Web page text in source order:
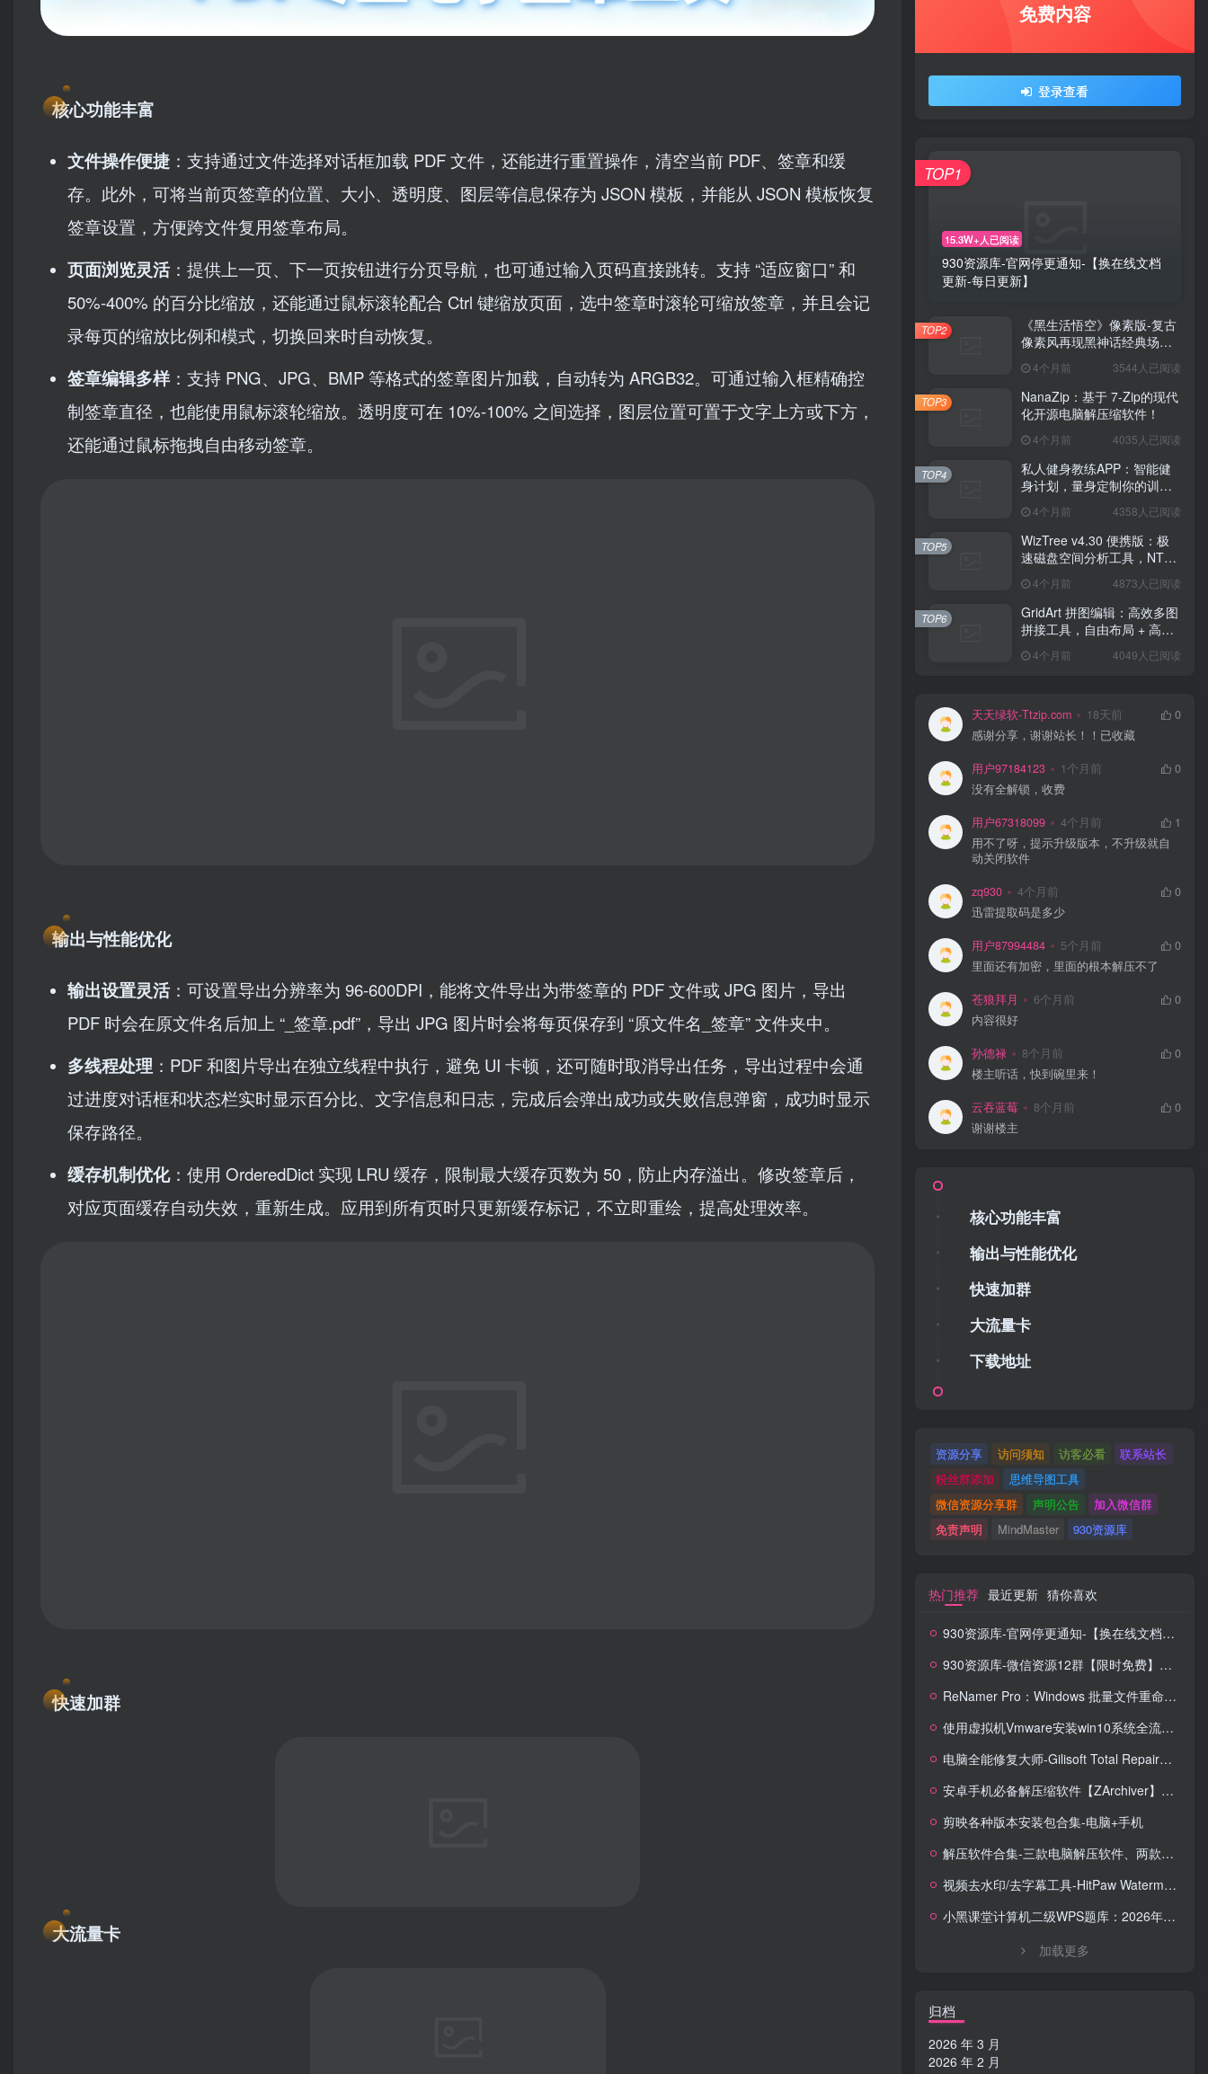
核心功能丰富
文件操作便捷 ：支持通过文件选择对话框加载 PDF 文件，还能进行重置操作，清空当前 PDF、签章和缓
存。此外，可将当前页签章的位置、大小、透明度、图层等信息保存为 JSON 模板，并能从 JSON 模板恢复
签章设置，方便跨文件复用签章布局。
页面浏览灵活 ：提供上一页、下一页按钮进行分页导航，也可通过输入页码直接跳转。支持 “适应窗口” 和
50%-400% 的百分比缩放，还能通过鼠标滚轮配合 Ctrl 键缩放页面，选中签章时滚轮可缩放签章，并且会记
录每页的缩放比例和模式，切换回来时自动恢复。
签章编辑多样 ：支持 PNG、JPG、BMP 等格式的签章图片加载，自动转为 ARGB32。可通过输入框精确控
制签章直径，也能使用鼠标滚轮缩放。透明度可在 10%-100% 之间选择，图层位置可置于文字上方或下方，
还能通过鼠标拖拽自由移动签章。
输出与性能优化
输出设置灵活 ：可设置导出分辨率为 96-600DPI，能将文件导出为带签章的 PDF 文件或 JPG 图片，导出
PDF 时会在原文件名后加上 “_签章.pdf”，导出 JPG 图片时会将每页保存到 “原文件名_签章” 文件夹中。
多线程处理 ：PDF 和图片导出在独立线程中执行，避免 UI 卡顿，还可随时取消导出任务，导出过程中会通
过进度对话框和状态栏实时显示百分比、文字信息和日志，完成后会弹出成功或失败信息弹窗，成功时显示
保存路径。
缓存机制优化：使用 OrderedDict 实现 LRU 缓存，限制最大缓存页数为 50，防止内存溢出。修改签章后，
对应页面缓存自动失效，重新生成。应用到所有页时只更新缓存标记，不立即重绘，提高处理效率。
快速加群
大流量卡
免费内容
登录查看
15.3W+人已阅读
930资源库-官网停更通知-【换在线文档
更新-每日更新】
TOP1
《黑生活悟空》像素版-复古
像素风再现黑神话经典场景
4个月前 3544人已阅读
TOP2
NanaZip：基于 7-Zip的现代
化开源电脑解压缩软件！
4个月前 4035人已阅读
TOP3
私人健身教练APP：智能健
身计划，量身定制你的训练
4个月前 4358人已阅读
TOP4
WizTree v4.30 便携版：极
速磁盘空间分析工具，NTFS
4个月前 4873人已阅读
TOP5
GridArt 拼图编辑：高效多图
拼接工具，自由布局 + 高清
位！4个月前 4049人已阅读
TOP6
天天绿软-Ttzip.com 18天前
0
感谢分享，谢谢站长！！已收藏
用户97184123 1个月前
0
没有全解锁，收费
用户67318099 4个月前
1
用不了呀，提示升级版本，不升级就自
动关闭软件
zq930 4个月前
0
迅雷提取码是多少
用户87994484 5个月前
0
里面还有加密，里面的根本解压不了
苍狼拜月 6个月前
0
内容很好
孙德禄 8个月前
0
楼主听话，快到碗里来！
云吞蓝莓 8个月前
0
谢谢楼主
核心功能丰富
输出与性能优化
快速加群
大流量卡
下载地址
资源分享 访问须知 访客必看
联系站长
粉丝群添加
思维导图工具
微信资源分享群
声明公告
加入微信群
免责声明
MindMaster 930资源库
热门推荐 最近更新 猜你喜欢
930资源库-官网停更通知-【换在线文档更新-每日更新】
930资源库-微信资源12群【限时免费】开放入群中！！！
ReNamer Pro：Windows 批量文件重命名神器，正则 + 脚本全能搞定！
使用虚拟机Vmware安装win10系统全流程【含系统镜像】
电脑全能修复大师-Gilisoft Total Repair【中文版】
安卓手机必备解压缩软件【ZArchiver】安卓全能解压缩工具，格式全兼容 + 无广告体验
剪映各种版本安装包合集-电脑+手机
解压软件合集-三款电脑解压软件、两款手机解压软件
视频去水印/去字幕工具-HitPaw Watermark Remover Portable便携版去水印工具
小黑课堂计算机二级WPS题库：2026年3月考试专用，14套真题直接刷！！！
加载更多
归档
2026 年 3 月
2026 年 2 月